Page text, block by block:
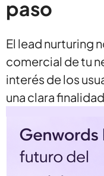
paso
El lead nurturing
comercial de tu
interés de los
una clara